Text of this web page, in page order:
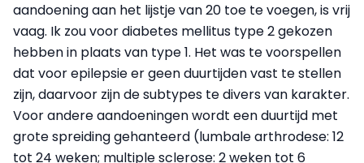
aandoening aan het lijstje van 20 toe te voegen, is vrij
vaag. Ik zou voor diabetes mellitus type 2 gekozen
hebben in plaats van type 1. Het was te voorspellen
dat voor epilepsie er geen duurtijden vast te stellen
zijn, daarvoor zijn de subtypes te divers van karakter.
Voor andere aandoeningen wordt een duurtijd met
grote spreiding gehanteerd (lumbale arthrodese: 12
tot 24 weken; multiple sclerose: 2 weken tot 6